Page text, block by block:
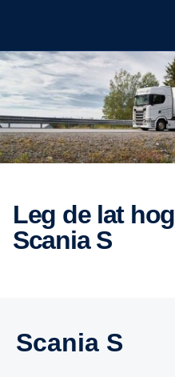
Leg de lat hoger met de
Scania S
Scania S